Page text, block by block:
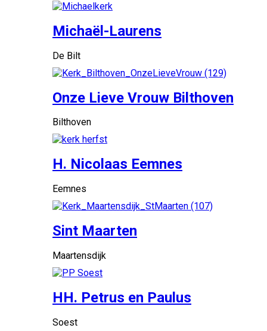
Michaël-Laurens
De Bilt
Onze Lieve Vrouw Bilthoven
Bilthoven
H. Nicolaas Eemnes
Eemnes
Sint Maarten
Maartensdijk
HH. Petrus en Paulus
Soest